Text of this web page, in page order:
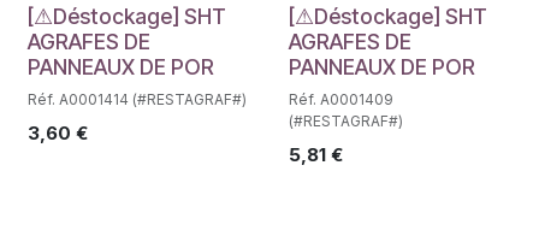
Déstockage
[⚠Déstockage] SHT
AGRAFES DE
PANNEAUX DE POR
Réf. A0001414 (#RESTAGRAF#)
3,60 €
Déstockage
[⚠Déstockage] SHT
AGRAFES DE
PANNEAUX DE POR
Réf. A0001409
(#RESTAGRAF#)
5,81€